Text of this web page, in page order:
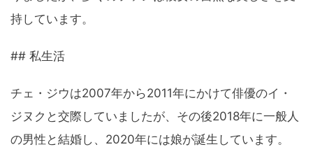
持しています。
## 私生活
チェ・ジウは2007年から2011年にかけて俳優のイ・
ジヌクと交際していましたが、その後2018年に一般人
の男性と結婚し、2020年には娘が誕生しています。